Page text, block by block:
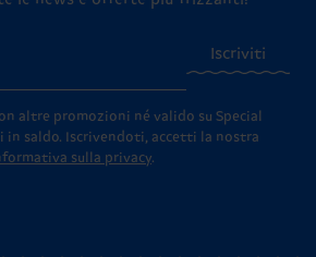
Iscriviti
altre promozioni né valido su Special
in saldo.
Iscrivendoti, accetti la nostra
sulla privacy.